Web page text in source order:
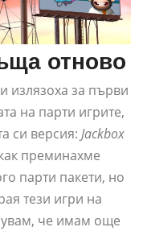
отново
излязоха за първи
на парти игрите,
си версия: Jackbox
преминахме
парти пакети, но
тези игри на
че имам още